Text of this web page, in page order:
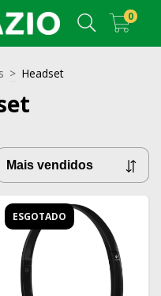
0
> Headset
ESGOTADO